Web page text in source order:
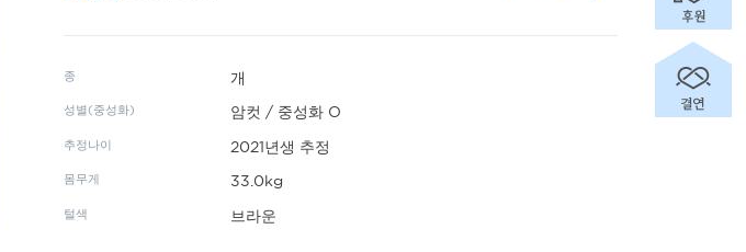
종 개
성별(중성화) 암컷 / 중성화 O
추정나이 2021년생 추정
몸무게 33.0kg
털색 브라운